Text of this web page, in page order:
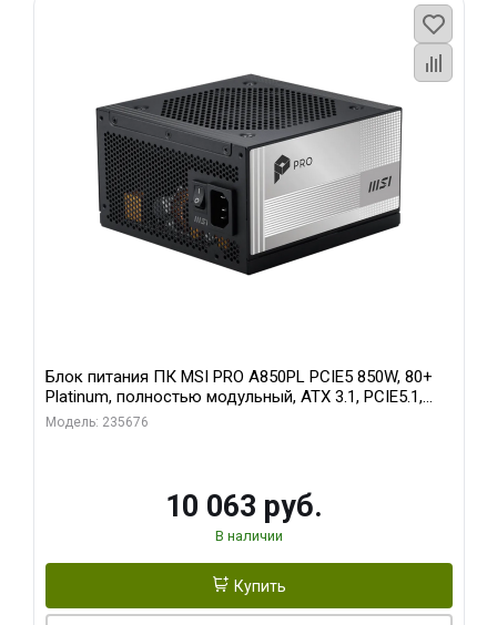
Блок питания ПК MSI PRO A850PL PCIE5 850W, 80+
Platinum, полностью модульный, ATX 3.1, PCIE5.1,
RTL
Модель: 235676
10 063 руб.
В наличии
Купить